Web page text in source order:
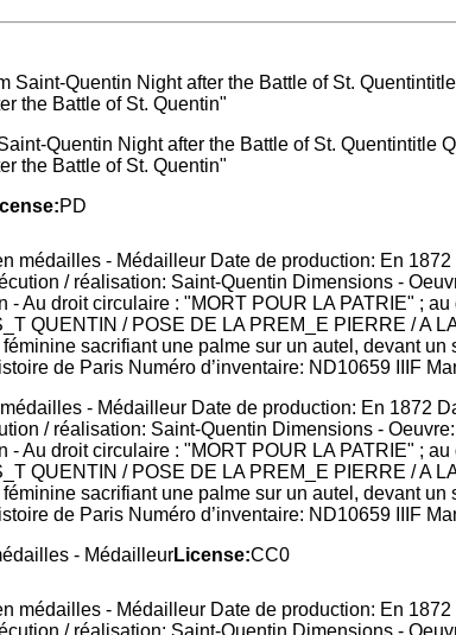
Quentin Night after the Battle of St.
the Battle of St. Quentin"
PD
- Médailleur Date de production: En 1872
/ réalisation: Saint-Quentin Dimensions -
- Au droit circulaire : "MORT POUR LA PATRIE" ;
QUENTIN / POSE DE LA PREM_E PIERRE / A
sacrifiant une palme sur un autel, devant
de Paris Numéro d’inventaire: ND10659 IIIF
- MédailleurLicense:CC0